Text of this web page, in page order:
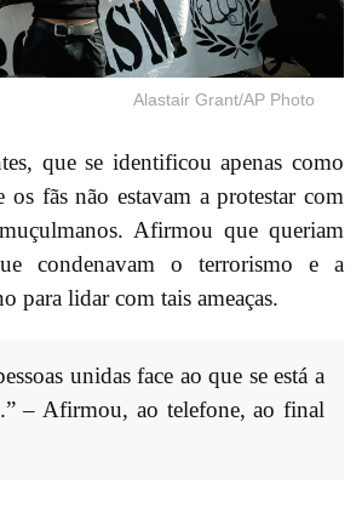
Alastair Grant/AP Photo
que se identificou apenas como
os fãs não estavam a protestar com
Afirmou que queriam
condenavam o terrorismo e a
para lidar com tais ameaças.
unidas face ao que se está a
– Afirmou, ao telefone, ao final